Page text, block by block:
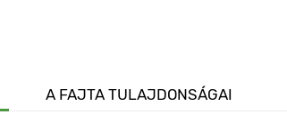
A FAJTA TULAJDONSÁGAI